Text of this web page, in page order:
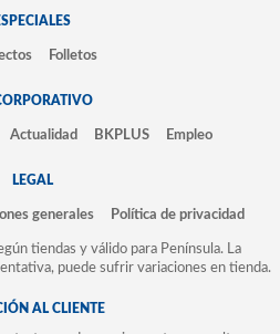
Folletos
Actualidad BKPLUS Empleo
LEGAL
generales Política de privacidad
tiendas y válido para Península. La
puede sufrir variaciones en tienda.
AL CLIENTE